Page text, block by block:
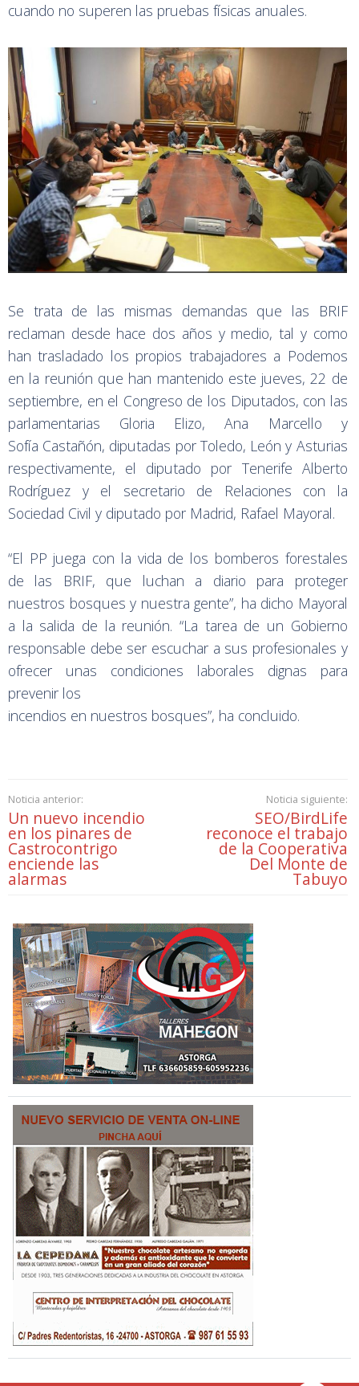
cuando no superen las pruebas físicas anuales.
Se trata de las mismas demandas que las BRIF
reclaman desde hace dos años y medio, tal y como
han trasladado los propios trabajadores a Podemos
en la reunión que han mantenido este jueves, 22 de
septiembre, en el Congreso de los Diputados, con las
parlamentarias Gloria Elizo, Ana Marcello y
Sofía Castañón, diputadas por Toledo, León y Asturias
respectivamente, el diputado por Tenerife Alberto
Rodríguez y el secretario de Relaciones con la
Sociedad Civil y diputado por Madrid, Rafael Mayoral.
“El PP juega con la vida de los bomberos forestales
de las BRIF, que luchan a diario para proteger
nuestros bosques y nuestra gente”, ha dicho Mayoral
a la salida de la reunión. “La tarea de un Gobierno
responsable debe ser escuchar a sus profesionales y
ofrecer unas condiciones laborales dignas para
prevenir los
incendios en nuestros bosques”, ha concluido.
Noticia anterior:
Un nuevo incendio
en los pinares de
Castrocontrigo
enciende las
alarmas
Noticia siguiente:
SEO/BirdLife
reconoce el trabajo
de la Cooperativa
Del Monte de
Tabuyo